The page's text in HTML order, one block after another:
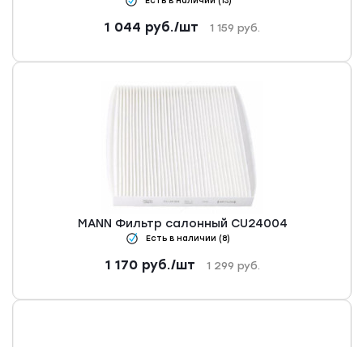
1 044 руб./шт 1 159 руб.
MANN Фильтр салонный CU24004
Есть в наличии (8)
1 170руб./шт 1 299 руб.